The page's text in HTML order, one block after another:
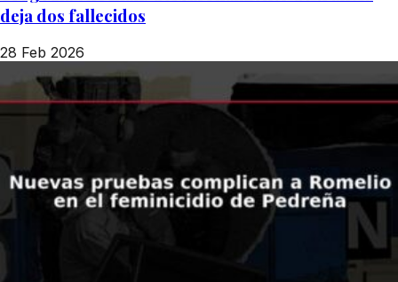
deja dos fallecidos
28 Feb 2026